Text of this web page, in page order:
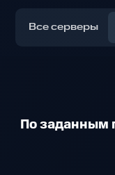
Все серверы
По заданным